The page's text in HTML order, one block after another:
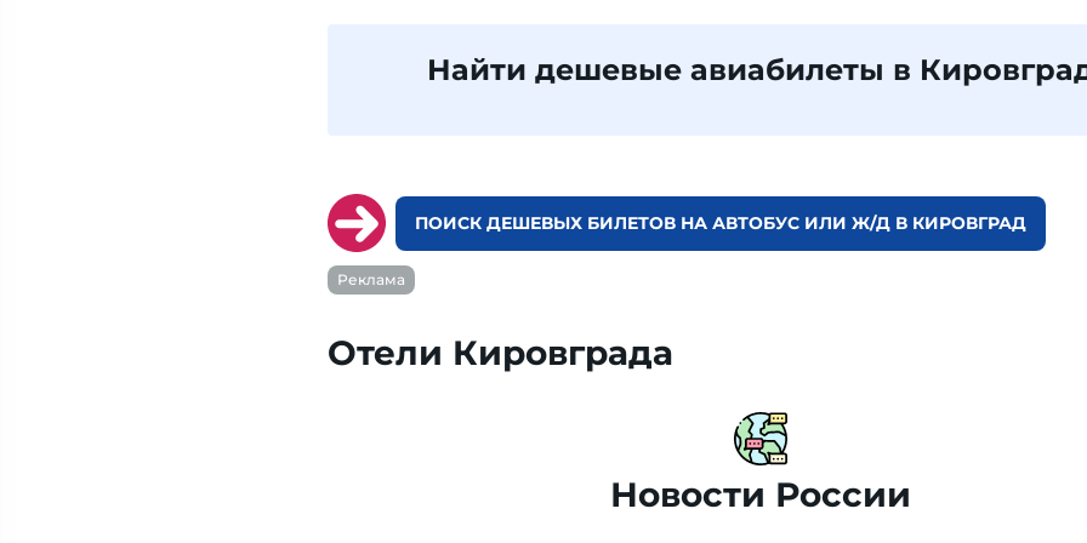
Найти дешевые авиабилеты в
ПОИСК ДЕШЕВЫХ БИЛЕТОВ НА АВТОБУС ИЛИ Ж/Д В КИРОВГРАД
Реклама
Отели Кировграда
Новости России